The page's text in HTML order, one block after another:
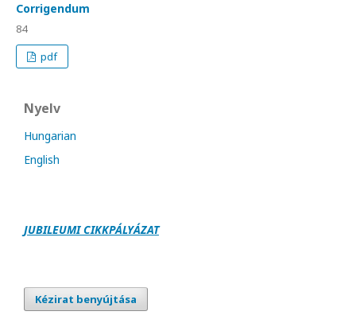
Corrigendum
84
pdf
Nyelv
Hungarian
English
JUBILEUMI CIKKPÁLYÁZAT
Kézirat benyújtása